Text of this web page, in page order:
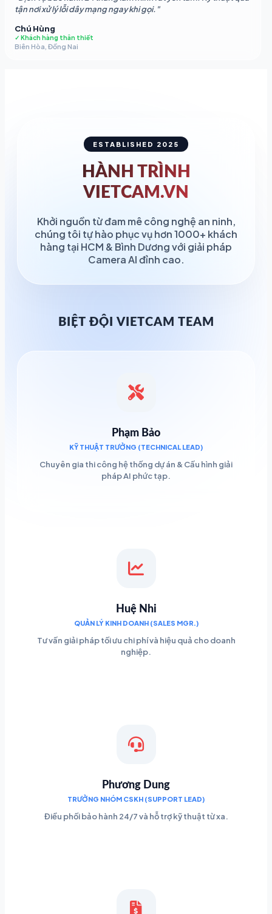
tận nơi xử lý lỗi dây mạng ngay khi gọi."
Chú Hùng
✓ Khách hàng thân thiết
Biên Hòa, Đồng Nai
ESTABLISHED 2025
HÀNH TRÌNH
VIETCAM.VN
Khởi nguồn từ đam mê công nghệ an ninh,
chúng tôi tự hào phục vụ hơn 1000+ khách
hàng tại HCM & Bình Dương với giải pháp
Camera AI đỉnh cao.
BIỆT ĐỘI VIETCAM TEAM
Phạm Bảo
KỸ THUẬT TRƯỞNG (TECHNICAL LEAD)
Chuyên gia thi công hệ thống dự án & Cấu hình giải
pháp AI phức tạp.
Huệ Nhi
QUẢN LÝ KINH DOANH (SALES MGR.)
Tư vấn giải pháp tối ưu chi phí và hiệu quả cho doanh
nghiệp.
Phương Dung
TRƯỞNG NHÓM CSKH (SUPPORT LEAD)
Điều phối bảo hành 24/7 và hỗ trợ kỹ thuật từ xa.